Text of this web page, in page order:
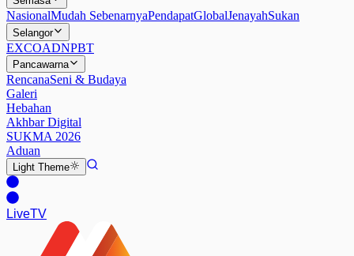
NasionalMudah SebenarnyaPendapatGlobalJenayahSukan
Selangor
EXCOADNPBT
Pancawarna
RencanaSeni & Budaya
Galeri
Hebahan
Akhbar Digital
SUKMA 2026
Aduan
Light Theme
LiveTV